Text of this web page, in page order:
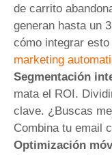
de carrito
generan hasta un
cómo integrar
marketing
Segmentación
mata el ROI.
clave. ¿Buscas
Combina tu email
Optimización